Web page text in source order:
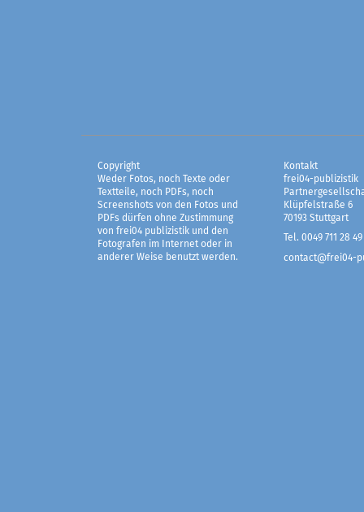
Copyright
Weder Fotos, noch Texte oder
Textteile, noch PDFs, noch
Screenshots von den Fotos und
PDFs dürfen ohne Zustimmung
von frei04 publizistik und den
Fotografen im Internet oder in
anderer Weise benutzt werden.
Kontakt
frei04-publizistik
Klüpfelstraße 6
70193 Stuttgart
Tel. 0049 711 28 49
contact@frei04-